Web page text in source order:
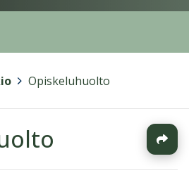
Opiskeluhuolto